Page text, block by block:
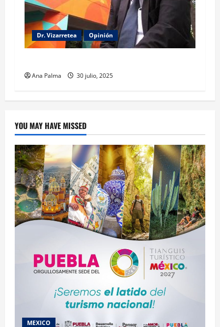
Dr. Vizarretea Opinión
Ana Palma 30 julio, 2025
YOU MAY HAVE MISSED
MEXICO